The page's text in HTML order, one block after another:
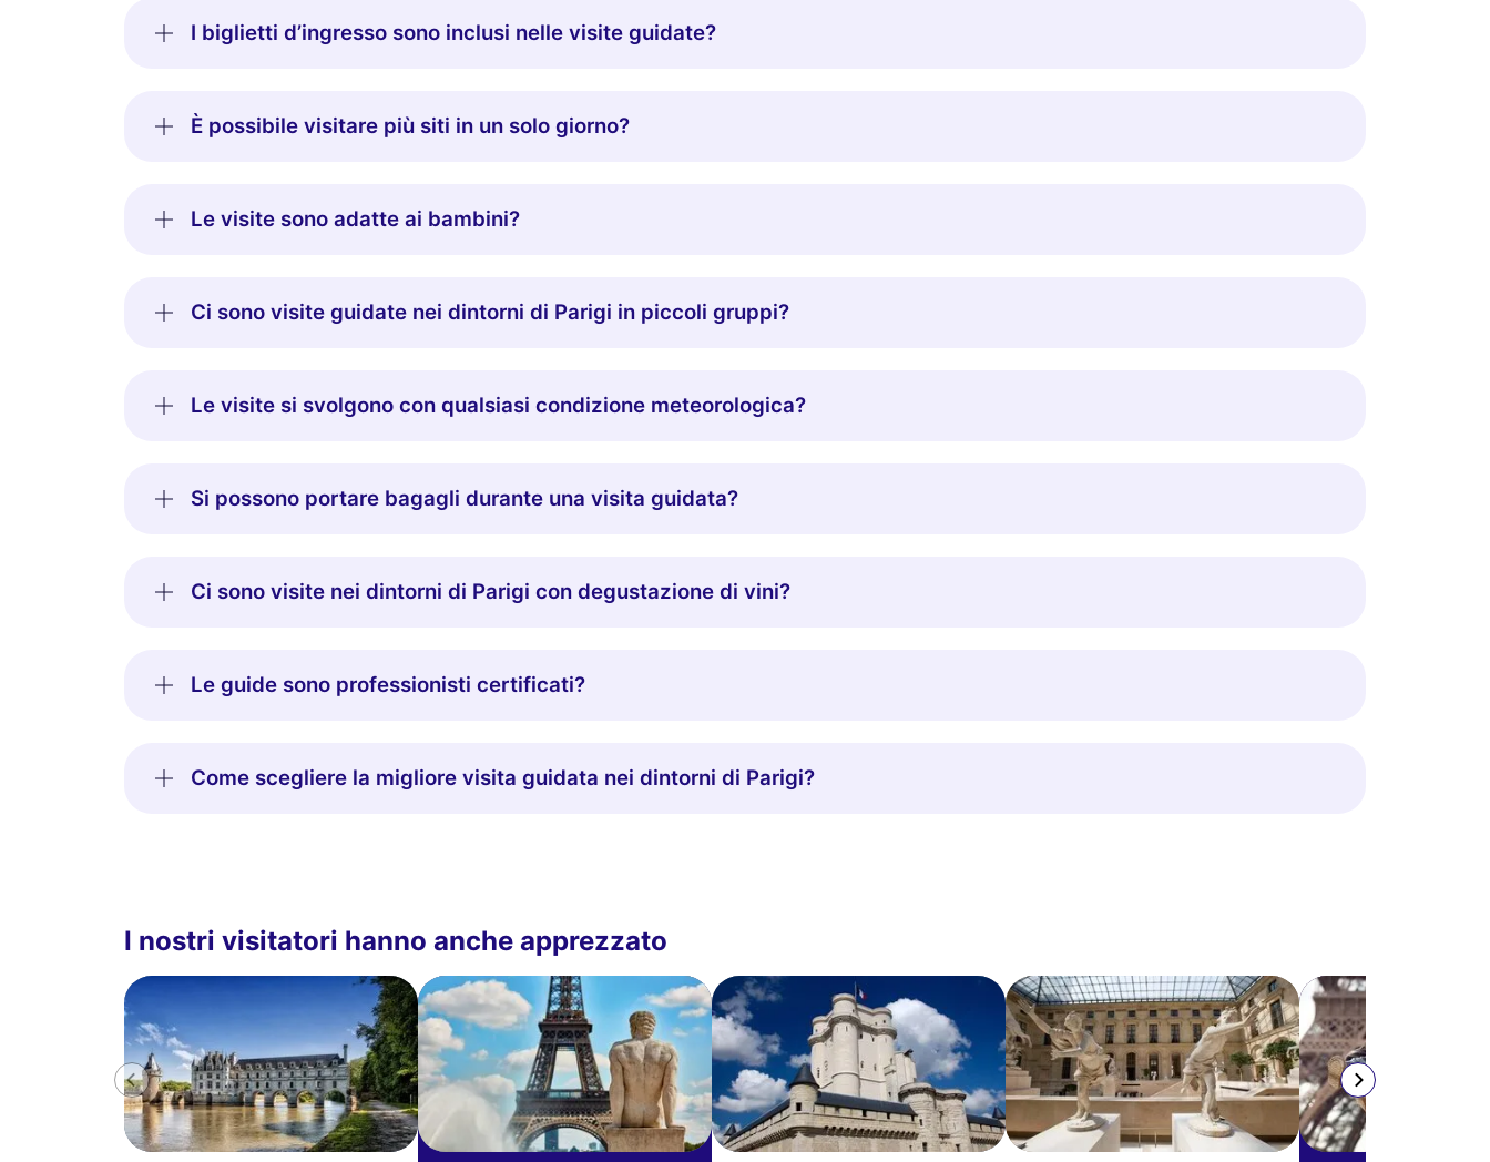
I biglietti d’ingresso sono inclusi nelle visite guidate?
È possibile visitare più siti in un solo giorno?
Le visite sono adatte ai bambini?
Ci sono visite guidate nei dintorni di Parigi in piccoli gruppi?
Le visite si svolgono con qualsiasi condizione meteorologica?
Si possono portare bagagli durante una visita guidata?
Ci sono visite nei dintorni di Parigi con degustazione di vini?
Le guide sono professionisti certificati?
Come scegliere la migliore visita guidata nei dintorni di Parigi?
I nostri visitatori hanno anche apprezzato